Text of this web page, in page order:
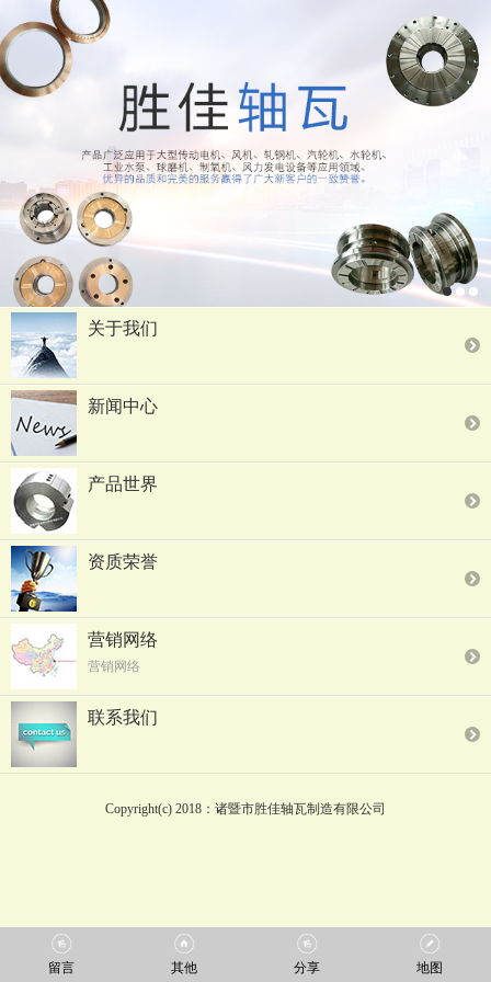
关于我们
新闻中心
产品世界
资质荣誉
营销网络
营销网络
联系我们
Copyright(c) 2018：诸暨市胜佳轴瓦制造有限公司
留言 其他 分享 地图